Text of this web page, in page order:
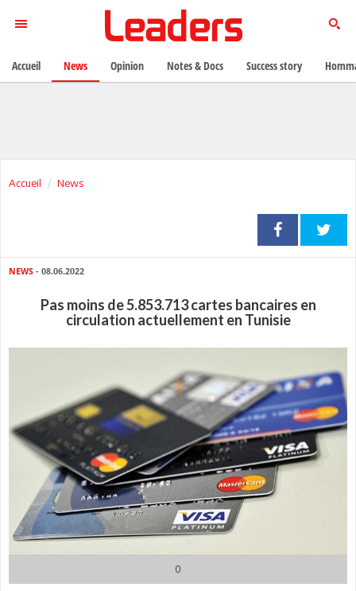
Accueil News
NEWS - 08.06.2022
Pas moins de 5.853.713 cartes bancaires en
circulation actuellement en Tunisie
0
Accueil News Opinion Notes & Docs Success story